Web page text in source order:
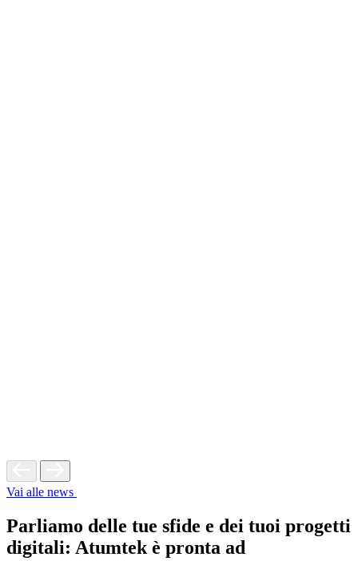
Vai alle news
Parliamo delle tue sfide e dei tuoi progetti
digitali: Atumtek è pronta ad